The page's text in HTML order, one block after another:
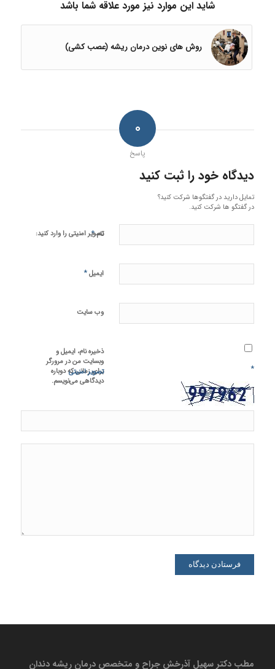
شاید این موارد نیز مورد علاقه شما باشد
روش های نوین درمان ریشه (عصب کشی)
۰
پاسخ
دیدگاه خود را ثبت کنید
تمایل دارید در گفتگوها شرکت کنید؟
در گفتگو ها شرکت کنید.
نام*
ایمیل*
وب‌ سایت
ذخیره نام، ایمیل و
وبسایت من در مرورگر
برای زمانی که دوباره
دیدگاهی می‌نویسم.
تصویر امنیتی *
تصویر امنیتی را وارد کنید:
مطب دكتر سهیل آذرخش جراح و متخصص درمان ریشه دندان